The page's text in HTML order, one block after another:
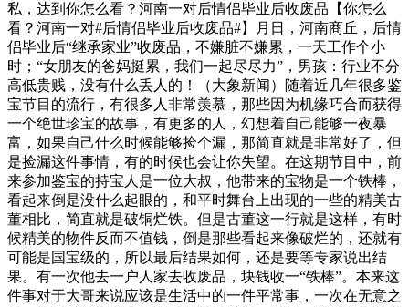
私，达到你怎么看？河南一对后情侣毕业后收废品【你怎么
看？河南一对#后情侣毕业后收废品#】月日，河南商丘，后情
侣毕业后“继承家业”收废品，不嫌脏不嫌累，一天工作个小
时；“女朋友的爸妈挺累，我们一起尽尽力”，男孩：行业不分
高低贵贱，没有什么丢人的！（大象新闻）随着近几年很多鉴
宝节目的流行，有很多人非常羡慕，那些因为机缘巧合而获得
一个绝世珍宝的故事，有更多的人，幻想着自己能够一夜暴
富，如果自己什么时候能够捡个漏，那简直就是非常好了，但
是捡漏这件事情，有的时候也会让你失望。在这期节目中，前
来参加鉴宝的持宝人是一位大叔，他带来的宝物是一个铁棒，
看起来倒是没什么起眼的，和平时舞台上出现的一些的精美古
董相比，简直就是破铜烂铁。但是古董这一行就是这样，有时
候精美的物件反而不值钱，倒是那些看起来像破烂的，还就有
可能是国宝级的，所以最后结果如何，还是要等专家说出结
果。有一次他去一户人家去收废品，块钱收一“铁棒”。本来这
件事对于大哥来说应该是生活中的一件平常事，一次在无意之